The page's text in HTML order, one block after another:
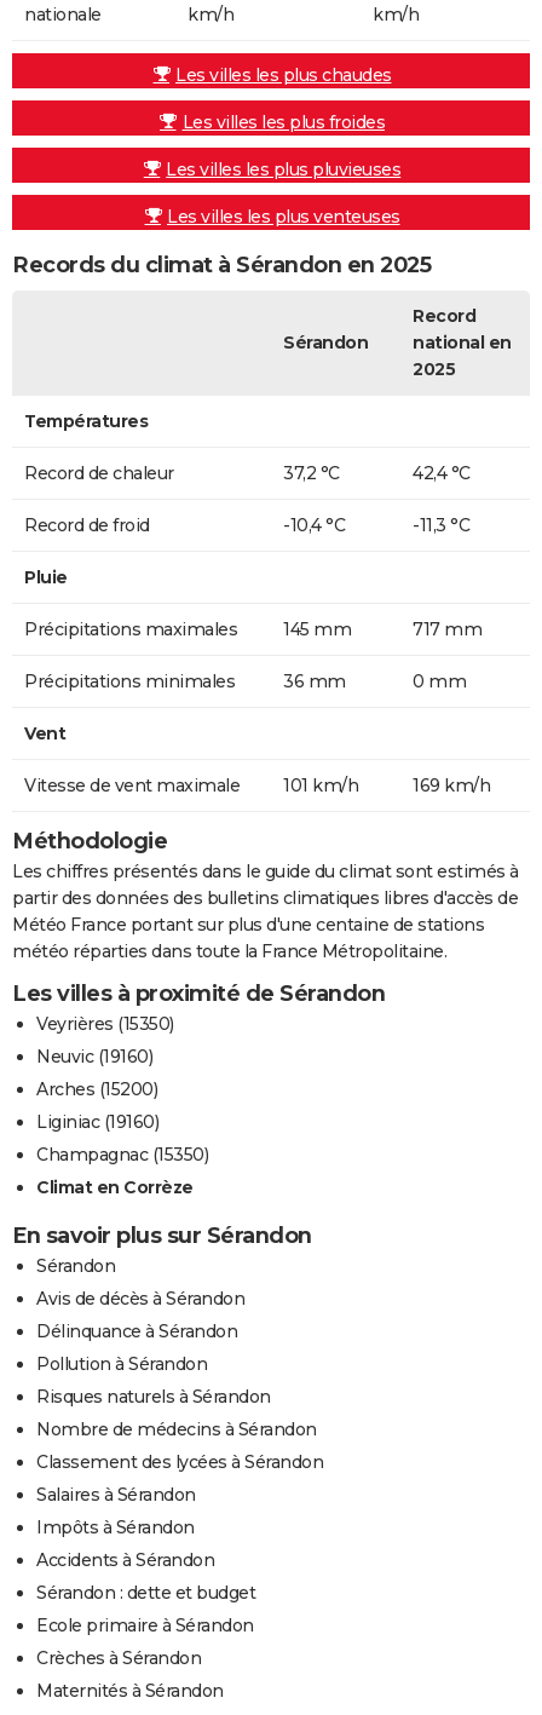
nationale
km/h
km/h
Les villes les plus chaudes
Les villes les plus froides
Les villes les plus pluvieuses
Les villes les plus venteuses
Records du climat à Sérandon en 2025
Sérandon
Record
national en
2025
Températures
Record de chaleur 37,2 °C 42,4 °C
Record de froid -10,4 °C -11,3 °C
Pluie
Précipitations maximales 145 mm 717 mm
Précipitations minimales 36 mm 0 mm
Vent
Vitesse de vent maximale 101 km/h 169 km/h
Méthodologie
Les chiffres présentés dans le guide du climat sont estimés à
partir des données des bulletins climatiques libres d'accès de
Météo France portant sur plus d'une centaine de stations
météo réparties dans toute la France Métropolitaine.
Les villes à proximité de Sérandon
Veyrières (15350)
Neuvic (19160)
Arches (15200)
Liginiac (19160)
Champagnac (15350)
Climat en Corrèze
En savoir plus sur Sérandon
Sérandon
Avis de décès à Sérandon
Délinquance à Sérandon
Pollution à Sérandon
Risques naturels à Sérandon
Nombre de médecins à Sérandon
Classement des lycées à Sérandon
Salaires à Sérandon
Impôts à Sérandon
Accidents à Sérandon
Sérandon : dette et budget
Ecole primaire à Sérandon
Crèches à Sérandon
Maternités à Sérandon